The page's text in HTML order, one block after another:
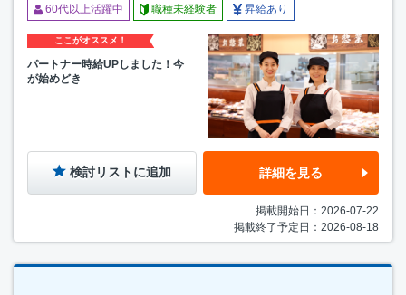
60代以上活躍中 職種未経験者 昇給あり
ここがオススメ！
パートナー時給UPしました！今
が始めどき
検討リストに追加 詳細を見る
掲載開始日：2026-07-22
掲載終了予定日：2026-08-18